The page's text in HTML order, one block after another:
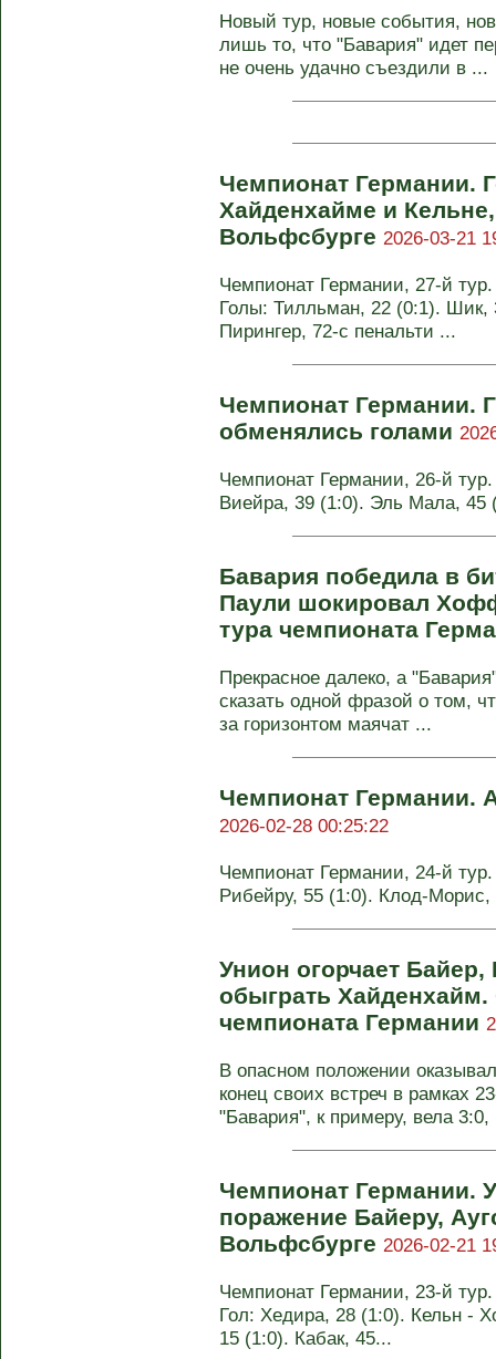
Новый тур, новые события,
лишь то, что "Бавария" идет
не очень удачно съездили в ...
Чемпионат Германии.
Хайденхайме и
Вольфсбурге 2026-03-21
Чемпионат Германии, 27-й
Голы: Тилльман, 22 (0:1). Шик,
Пирингер, 72-с пенальти ...
Чемпионат Германии.
обменялись голами
Чемпионат Германии, 26-й
Виейра, 39 (1:0). Эль Мала, 45
Бавария победила в
Паули шокировал
тура чемпионата
Прекрасное далеко, а
сказать одной фразой о том,
за горизонтом маячат ...
Чемпионат Германии.
2026-02-28 00:25:22
Чемпионат Германии, 24-й
Рибейру, 55 (1:0). Клод-
Унион огорчает Байер,
обыграть Хайденхайм.
чемпионата Германии
В опасном положении
конец своих встреч в рамках
"Бавария", к примеру, вела 3:0,
Чемпионат Германии.
поражение Байеру,
Вольфсбурге 2026-02-21
Чемпионат Германии, 23-й
Гол: Хедира, 28 (1:0). Кельн -
15 (1:0). Кабак, 45...